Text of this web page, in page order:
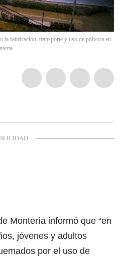
la fabricación, transporte y uso de pólvora en
Montería informó que “en
jóvenes y adultos
por el uso de